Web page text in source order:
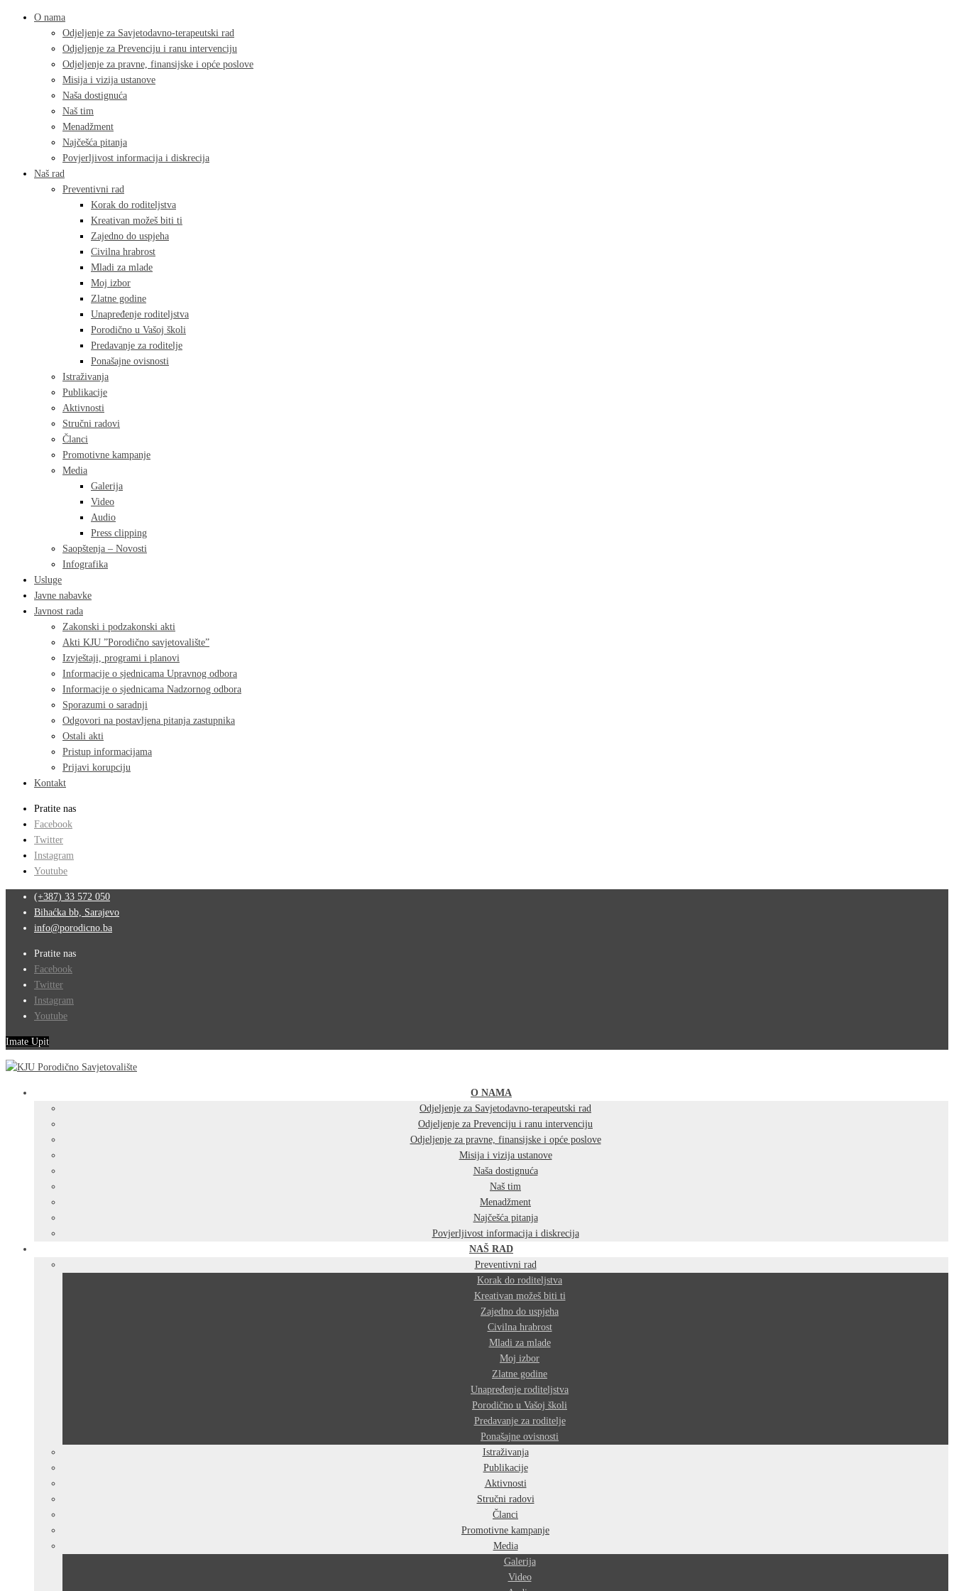
O nama
Odjeljenje za Savjetodavno-terapeutski rad
Odjeljenje za Prevenciju i ranu intervenciju
Odjeljenje za pravne, finansijske i opće poslove
Misija i vizija ustanove
Naša dostignuća
Naš tim
Menadžment
Najčešća pitanja
Povjerljivost informacija i diskrecija
Naš rad
Preventivni rad
Korak do roditeljstva
Kreativan možeš biti ti
Zajedno do uspjeha
Civilna hrabrost
Mladi za mlade
Moj izbor
Zlatne godine
Unapređenje roditeljstva
Porodično u Vašoj školi
Predavanje za roditelje
Ponašajne ovisnosti
Istraživanja
Publikacije
Aktivnosti
Stručni radovi
Članci
Promotivne kampanje
Media
Galerija
Video
Audio
Press clipping
Saopštenja – Novosti
Infografika
Usluge
Javne nabavke
Javnost rada
Zakonski i podzakonski akti
Akti KJU ”Porodično savjetovalište”
Izvještaji, programi i planovi
Informacije o sjednicama Upravnog odbora
Informacije o sjednicama Nadzornog odbora
Sporazumi o saradnji
Odgovori na postavljena pitanja zastupnika
Ostali akti
Pristup informacijama
Prijavi korupciju
Kontakt
Pratite nas
Facebook
Twitter
Instagram
Youtube
(+387) 33 572 050
Bihaćka bb, Sarajevo
info@porodicno.ba
Pratite nas
Facebook
Twitter
Instagram
Youtube
Imate Upit
O NAMA
Odjeljenje za Savjetodavno-terapeutski rad
Odjeljenje za Prevenciju i ranu intervenciju
Odjeljenje za pravne, finansijske i opće poslove
Misija i vizija ustanove
Naša dostignuća
Naš tim
Menadžment
Najčešća pitanja
Povjerljivost informacija i diskrecija
NAŠ RAD
Preventivni rad
Korak do roditeljstva
Kreativan možeš biti ti
Zajedno do uspjeha
Civilna hrabrost
Mladi za mlade
Moj izbor
Zlatne godine
Unapređenje roditeljstva
Porodično u Vašoj školi
Predavanje za roditelje
Ponašajne ovisnosti
Istraživanja
Publikacije
Aktivnosti
Stručni radovi
Članci
Promotivne kampanje
Media
Galerija
Video